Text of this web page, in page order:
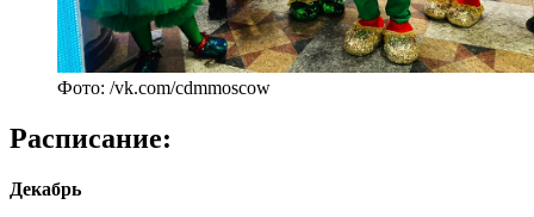
Фото: /vk.com/cdmmoscow
Расписание:
Декабрь